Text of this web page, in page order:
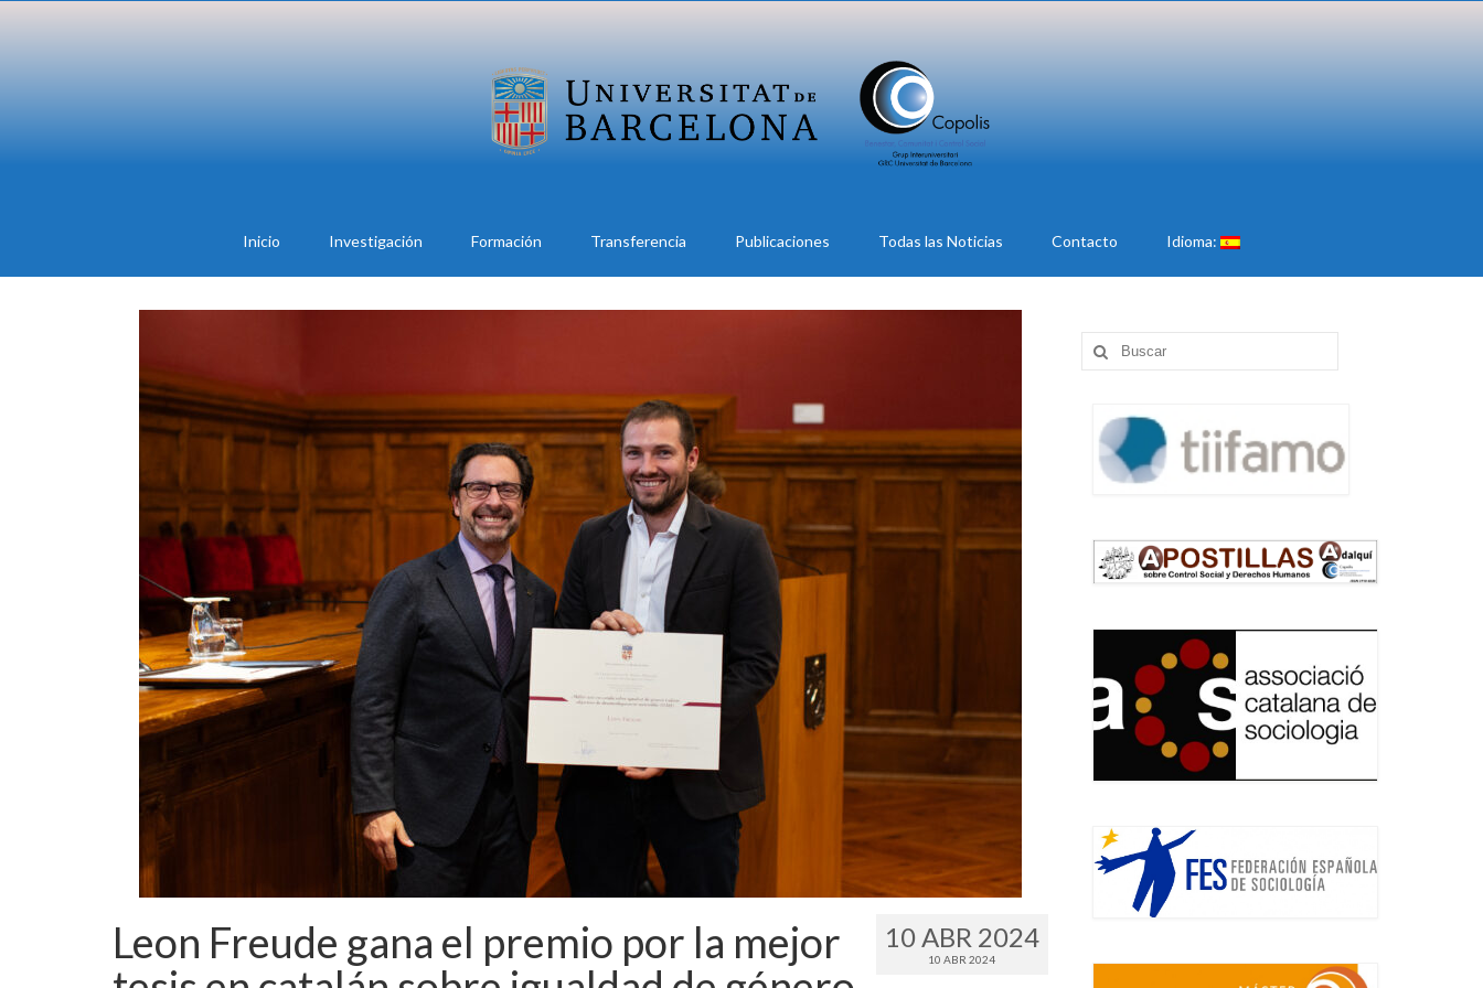
Inicio Investigación Formación Transferencia Publicaciones Todas las Noticias Contacto Idioma:
10 ABR 2024
10 ABR 2024
Leon Freude gana el premio por la mejor
Buscar
por: